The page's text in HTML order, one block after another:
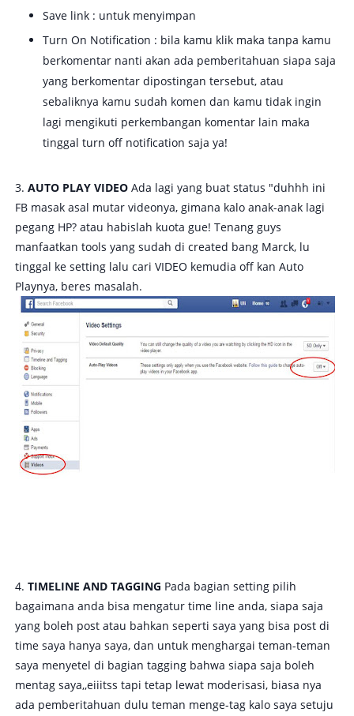
Save link : untuk menyimpan
Turn On Notification : bila kamu klik maka tanpa kamu
berkomentar nanti akan ada pemberitahuan siapa saja
yang berkomentar dipostingan tersebut, atau
sebaliknya kamu sudah komen dan kamu tidak ingin
lagi mengikuti perkembangan komentar lain maka
tinggal turn off notification saja ya!
3. AUTO PLAY VIDEO Ada lagi yang buat status "duhhh ini
FB masak asal mutar videonya, gimana kalo anak-anak lagi
pegang HP? atau habislah kuota gue! Tenang guys
manfaatkan tools yang sudah di created bang Marck, lu
tinggal ke setting lalu cari VIDEO kemudia off kan Auto
Playnya, beres masalah.
4.TIMELINE AND TAGGING Pada bagian setting pilih
bagaimana anda bisa mengatur time line anda, siapa saja
yang boleh post atau bahkan seperti saya yang bisa post di
time saya hanya saya, dan untuk menghargai teman-teman
saya menyetel di bagian tagging bahwa siapa saja boleh
mentag saya,,eiiitss tapi tetap lewat moderisasi, biasa nya
ada pemberitahuan dulu teman menge-tag kalo saya setuju